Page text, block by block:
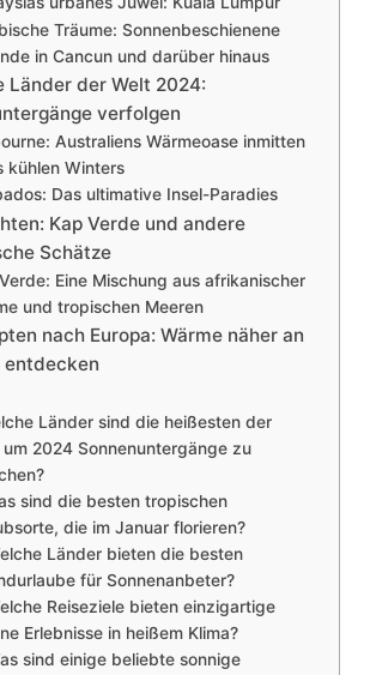
Träume: Sonnenbeschienene
in Cancun und darüber hinaus
Länder der Welt 2024:
verfolgen
Australiens Wärmeoase inmitten
kühlen Winters
Das ultimative Insel-Paradies
Kap Verde und andere
Schätze
Eine Mischung aus afrikanischer
und tropischen Meeren
nach Europa: Wärme näher an
entdecken
Länder sind die heißesten der
um 2024 Sonnenuntergänge zu
sind die besten tropischen
die im Januar florieren?
Länder bieten die besten
für Sonnenanbeter?
Reiseziele bieten einzigartige
Erlebnisse in heißem Klima?
sind einige beliebte sonnige